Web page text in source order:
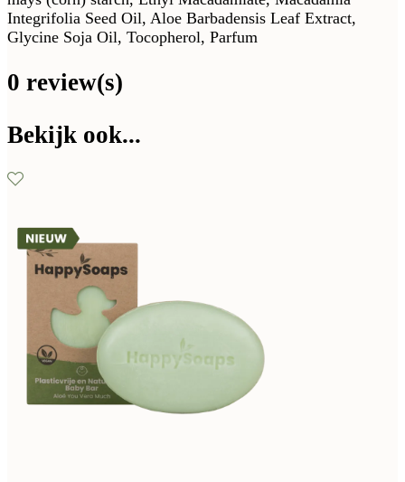
Integrifolia Seed Oil, Aloe Barbadensis Leaf Extract,
Glycine Soja Oil, Tocopherol, Parfum
0 review(s)
Bekijk ook...